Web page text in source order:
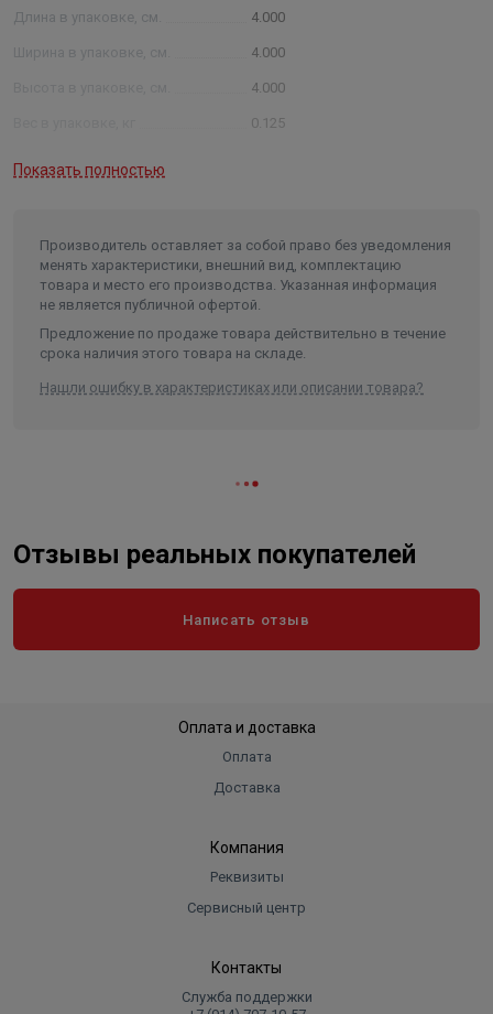
Длина в упаковке, см. 4.000
4.000
4.000
0.125
Показать полностью
Производитель оставляет за собой право без уведомления
менять характеристики, внешний вид, комплектацию
товара и место его производства. Указанная информация
не является публичной офертой.
Предложение по продаже товара действительно в течение
срока наличия этого товара на складе.
Нашли ошибку в характеристиках или описании товара?
Отзывы реальных покупателей
Написать отзыв
Оплата и доставка
Оплата
Доставка
Компания
Реквизиты
Сервисный центр
Контакты
Служба поддержки